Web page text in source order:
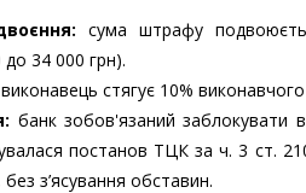
сума штрафу
34 000 грн).
виконавець стягує 10%
банк зобов'язаний заблокувати
постанов ТЦК за ч. 3 ст.
з’ясування обставин.